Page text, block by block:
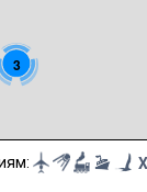
3
X